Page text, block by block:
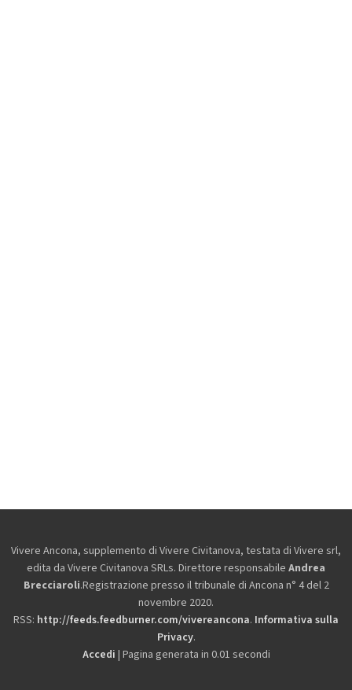
Vivere Ancona, supplemento di Vivere Civitanova, testata di Vivere srl,
edita da Vivere Civitanova SRLs. Direttore responsabile Andrea
Brecciaroli.Registrazione presso il tribunale di Ancona n° 4 del 2
novembre 2020.
RSS: http://feeds.feedburner.com/vivereancona. Informativa sulla
Privacy.
Accedi | Pagina generata in 0.01 secondi